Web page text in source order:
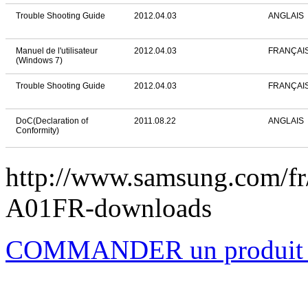
Trouble Shooting Guide 2012.04.03 ANGLAIS
Manuel de l'utilisateur
(Windows 7)
2012.04.03
Trouble Shooting Guide 2012.04.03
DoC(Declaration of
Conformity)
2011.08.22 ANGLAIS
http://www.samsung.com/
A01FR-downloads
COMMANDER un